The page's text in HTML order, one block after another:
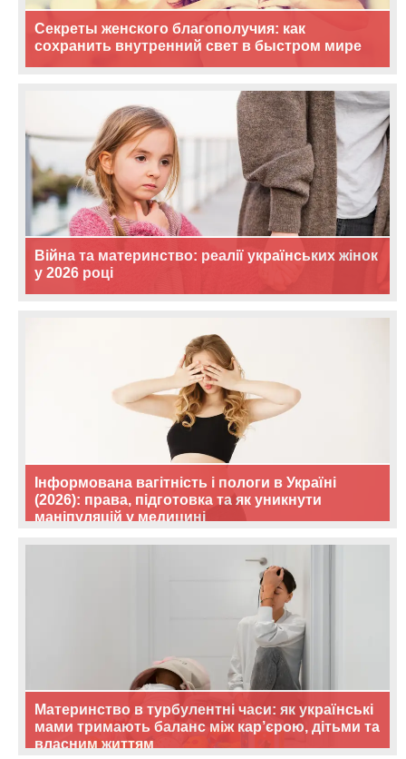
Секреты женского благополучия: как
сохранить внутренний свет в быстром мире
Війна та материнство: реалії українських жінок
у 2026 році
Інформована вагітність і пологи в Україні
(2026): права, підготовка та як уникнути
маніпуляцій у медицині
Материнство в турбулентні часи: як українські
мами тримають баланс між кар’єрою, дітьми та
власним життям